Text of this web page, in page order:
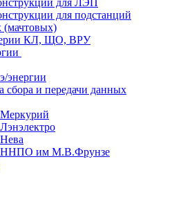
для ЛЭП
для подстанций
(мачтовых)
КЛ, ЩО, ВРУ
энергии
сбора и передачи данных
ННПО им М.В.Фрунзе